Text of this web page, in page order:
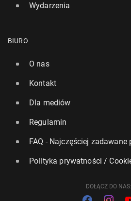
Wydarzenia
BIURO
O nas
Kontakt
Dla mediów
Regulamin
FAQ - Najczęściej zadawane
Polityka prywatności /
DOŁĄCZ DO NAS: